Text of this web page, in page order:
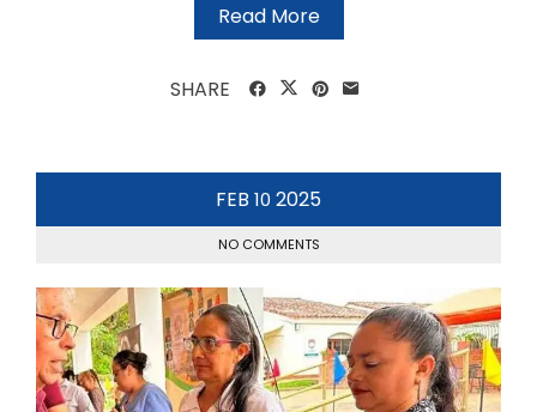
Read More
SHARE
FEB 10 2025
NO COMMENTS